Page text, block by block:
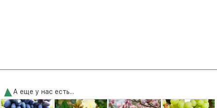
А еще у нас есть...